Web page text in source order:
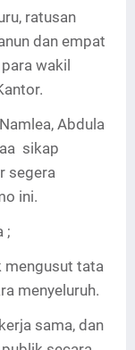
ratusan
dan empat
wakil
Abdula
sikap
segera
ini.
;
mengusut tata
menyeluruh.
sama, dan